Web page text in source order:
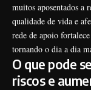
muitos aposentados a
qualidade de vida e
rede de apoio
tornando o dia a dia
O que pode
riscos e